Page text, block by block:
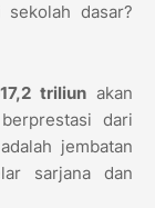
dasar?
triliunakan
dari
jembatan
sarjana dan